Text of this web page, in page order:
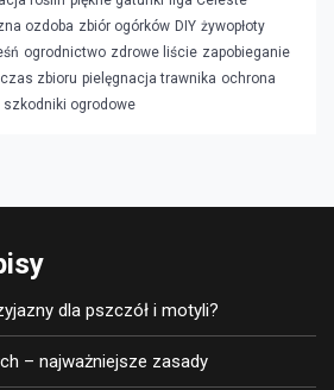
ozdoba zbiór ogórków DIY żywopłoty
ogrodnictwo zdrowe liście zapobieganie
czas zbioru pielęgnacja trawnika ochrona
szkodniki ogrodowe
dla pszczół i motyli?
– najważniejsze zasady